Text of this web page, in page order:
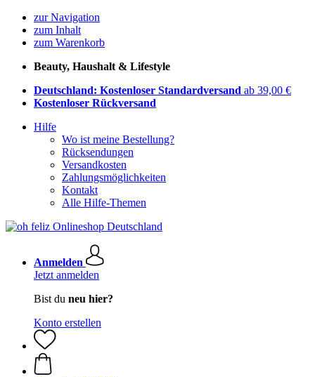
zur Navigation
zum Inhalt
zum Warenkorb
Beauty, Haushalt & Lifestyle
Deutschland: Kostenloser Standardversand ab 39,00 €
Kostenloser Rückversand
Hilfe
Wo ist meine Bestellung?
Rücksendungen
Versandkosten
Zahlungsmöglichkeiten
Kontakt
Alle Hilfe-Themen
Anmelden
Jetzt anmelden
Bist du neu hier?
Konto erstellen